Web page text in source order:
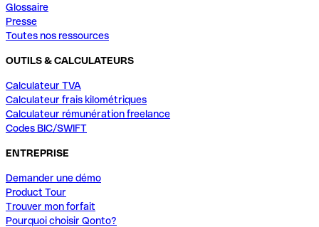
Glossaire
Presse
Toutes nos ressources
OUTILS & CALCULATEURS
Calculateur TVA
Calculateur frais kilométriques
Calculateur rémunération freelance
Codes BIC/SWIFT
ENTREPRISE
Demander une démo
Product Tour
Trouver mon forfait
Pourquoi choisir Qonto?